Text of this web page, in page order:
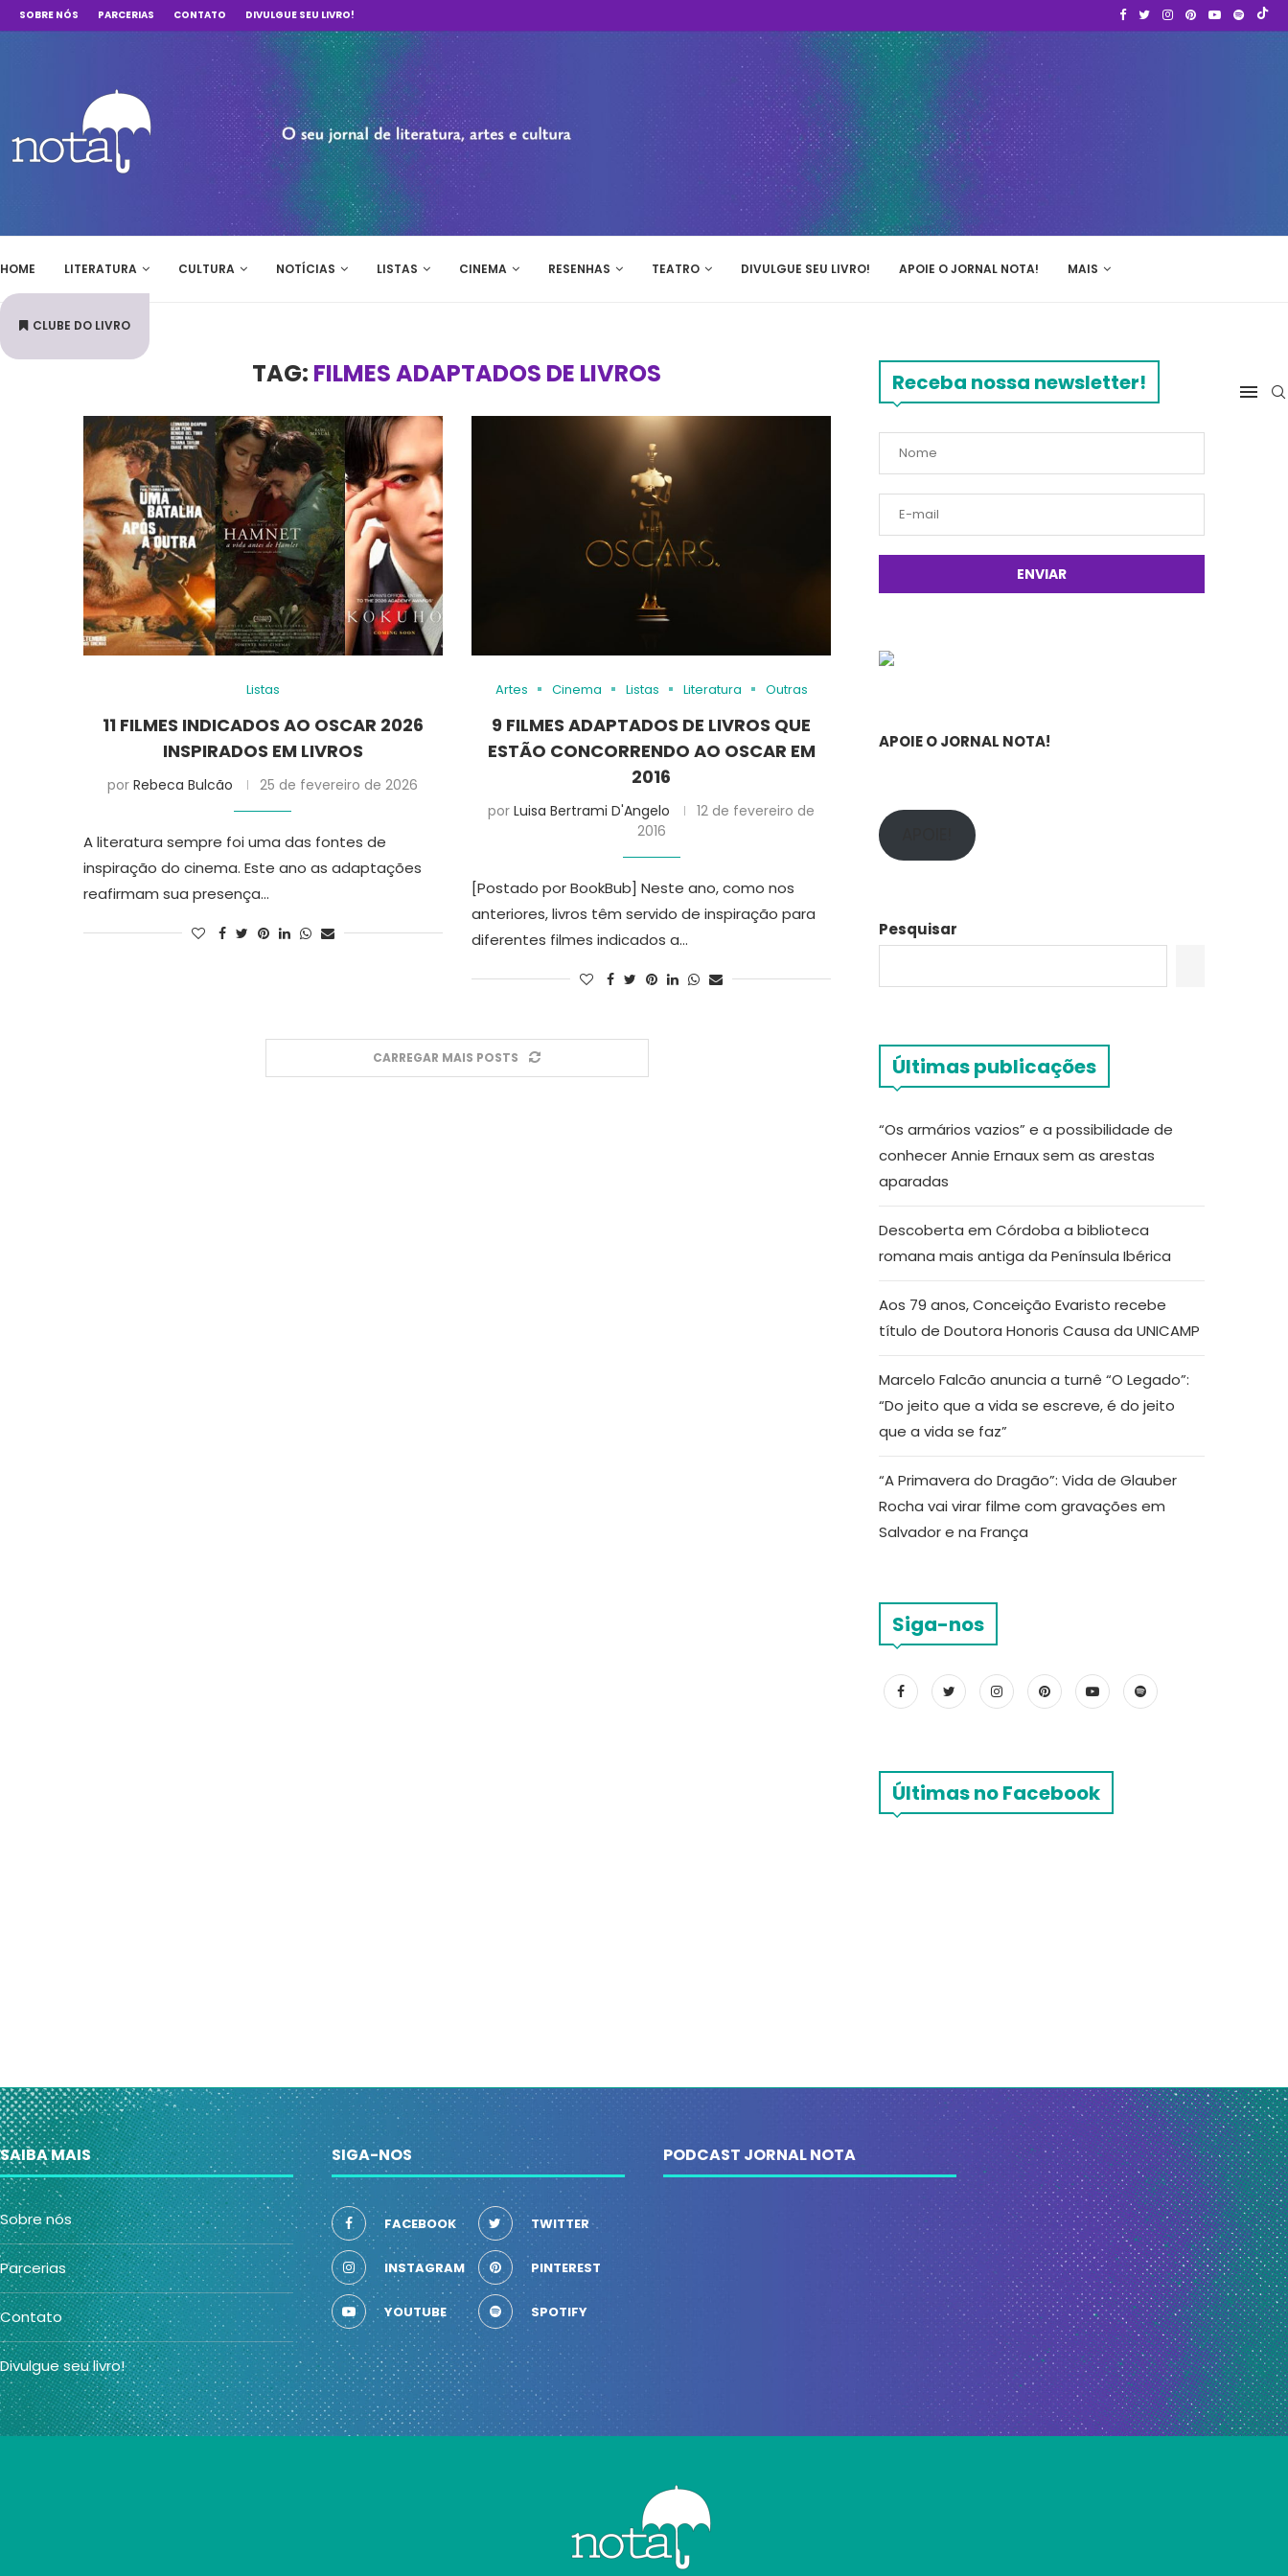
SOBRE NÓS PARCERIAS CONTATO DIVULGUE SEU LIVRO!
HOME LITERATURA CULTURA NOTÍCIAS LISTAS CINEMA RESENHAS TEATRO DIVULGUE SEU LIVRO! APOIE O JORNAL NOTA! MAIS
CLUBE DO LIVRO
TAG: FILMES ADAPTADOS DE LIVROS
Listas
11 FILMES INDICADOS AO OSCAR 2026
INSPIRADOS EM LIVROS
porRebeca Bulcão 25 de fevereiro de 2026
A literatura sempre foi uma das fontes de
inspiração do cinema. Este ano as adaptações
reafirmam sua presença…
Artes Cinema Listas Literatura Outras
9 FILMES ADAPTADOS DE LIVROS QUE
ESTÃO CONCORRENDO AO OSCAR EM
2016
porLuisa Bertrami D'Angelo
12 de fevereiro de
2016
[Postado por BookBub] Neste ano, como nos
anteriores, livros têm servido de inspiração para
diferentes filmes indicados a…
CARREGAR MAIS POSTS
Receba nossa newsletter!
APOIE O JORNAL NOTA!
Pesquisar
Últimas publicações
“Os armários vazios” e a possibilidade de
conhecer Annie Ernaux sem as arestas
aparadas
Descoberta em Córdoba a biblioteca
romana mais antiga da Península Ibérica
Aos 79 anos, Conceição Evaristo recebe
título de Doutora Honoris Causa da UNICAMP
Marcelo Falcão anuncia a turnê “O Legado”:
“Do jeito que a vida se escreve, é do jeito
que a vida se faz”
“A Primavera do Dragão”: Vida de Glauber
Rocha vai virar filme com gravações em
Salvador e na França
Siga-nos
Últimas no Facebook
SAIBA MAIS
Sobre nós
Parcerias
Contato
Divulgue seu livro!
SIGA-NOS
FACEBOOK TWITTER
INSTAGRAM PINTEREST
YOUTUBE SPOTIFY
PODCAST JORNAL NOTA